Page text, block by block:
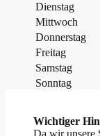
Dienstag
Mittwoch
Donnerstag
Freitag
Samstag
Sonntag
Wichtiger